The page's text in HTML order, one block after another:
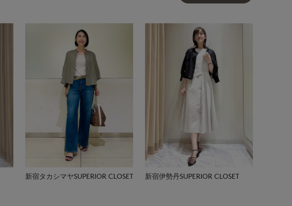
新宿タカシマヤSUPERIOR CLOSET 新宿伊勢丹SUPERIOR CLOSET